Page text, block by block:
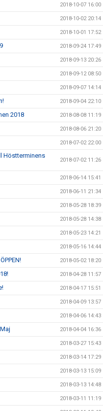
2018-10-07 16:00
2018-10-02 20:14
2018-10-01 17:52
2018-09-24 17:49
2018-09-13 20:26
2018-09-12 08:50
2018-09-07 14:14
2018-09-04 22:10
2018 2018-08-08 11:19
2018-08-06 21:20
2018-07-02 22:00
Höstterminens
2018-07-02 11:26
2018-06-14 15:41
2018-06-11 21:34
2018-05-28 18:39
2018-05-28 14:38
2018-05-23 14:21
2018-05-16 14:44
2018-05-02 18:20
2018-04-28 11:57
2018-04-17 15:51
2018-04-09 13:57
2018-04-06 14:43
2018-04-04 16:36
2018-03-27 15:43
2018-03-14 17:29
2018-03-13 15:09
2018-03-13 14:48
2018-03-11 11:19